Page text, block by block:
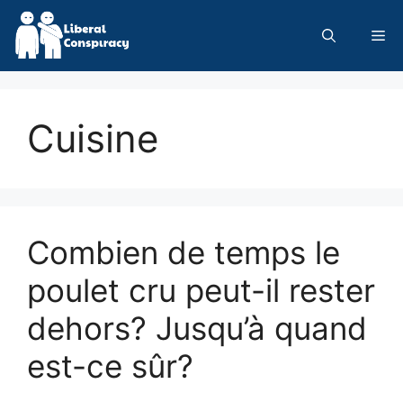
Skip
content
Cuisine
Combien de temps le
poulet cru peut-il rester
dehors? Jusqu’à quand
est-ce sûr?